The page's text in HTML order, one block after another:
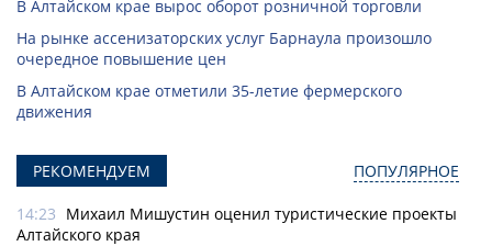
В Алтайском крае вырос оборот розничной торговли
На рынке ассенизаторских услуг Барнаула произошло
очередное повышение цен
В Алтайском крае отметили 35-летие фермерского
движения
РЕКОМЕНДУЕМ ПОПУЛЯРНОЕ
14:23 Михаил Мишустин оценил туристические проекты
Алтайского края